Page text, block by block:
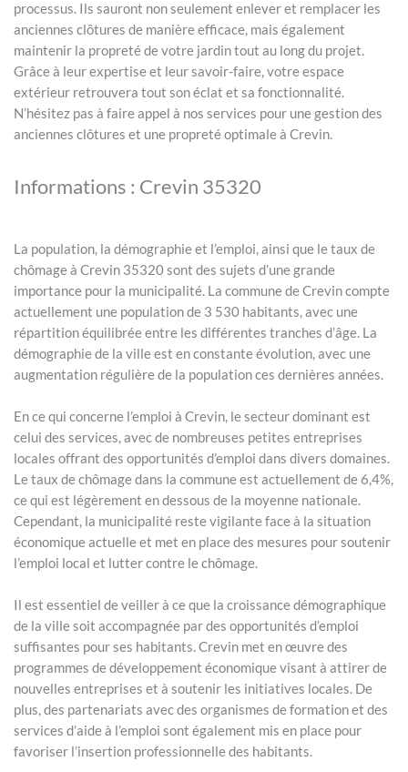
processus. Ils sauront non seulement enlever et remplacer les
anciennes clôtures de manière efficace, mais également
maintenir la propreté de votre jardin tout au long du projet.
Grâce à leur expertise et leur savoir-faire, votre espace
extérieur retrouvera tout son éclat et sa fonctionnalité.
N’hésitez pas à faire appel à nos services pour une gestion des
anciennes clôtures et une propreté optimale à Crevin.
Informations : Crevin 35320
La population, la démographie et l’emploi, ainsi que le taux de
chômage à Crevin 35320 sont des sujets d’une grande
importance pour la municipalité. La commune de Crevin compte
actuellement une population de 3 530 habitants, avec une
répartition équilibrée entre les différentes tranches d’âge. La
démographie de la ville est en constante évolution, avec une
augmentation régulière de la population ces dernières années.
En ce qui concerne l’emploi à Crevin, le secteur dominant est
celui des services, avec de nombreuses petites entreprises
locales offrant des opportunités d’emploi dans divers domaines.
Le taux de chômage dans la commune est actuellement de 6,4%,
ce qui est légèrement en dessous de la moyenne nationale.
Cependant, la municipalité reste vigilante face à la situation
économique actuelle et met en place des mesures pour soutenir
l’emploi local et lutter contre le chômage.
Il est essentiel de veiller à ce que la croissance démographique
de la ville soit accompagnée par des opportunités d’emploi
suffisantes pour ses habitants. Crevin met en œuvre des
programmes de développement économique visant à attirer de
nouvelles entreprises et à soutenir les initiatives locales. De
plus, des partenariats avec des organismes de formation et des
services d’aide à l’emploi sont également mis en place pour
favoriser l’insertion professionnelle des habitants.